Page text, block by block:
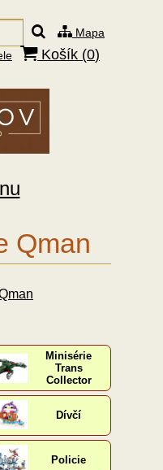
Mapa
Košík (0)
Qman
Minisérie
Trans
Collector
Dívčí
Policie